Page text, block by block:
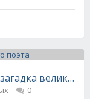
великого
0